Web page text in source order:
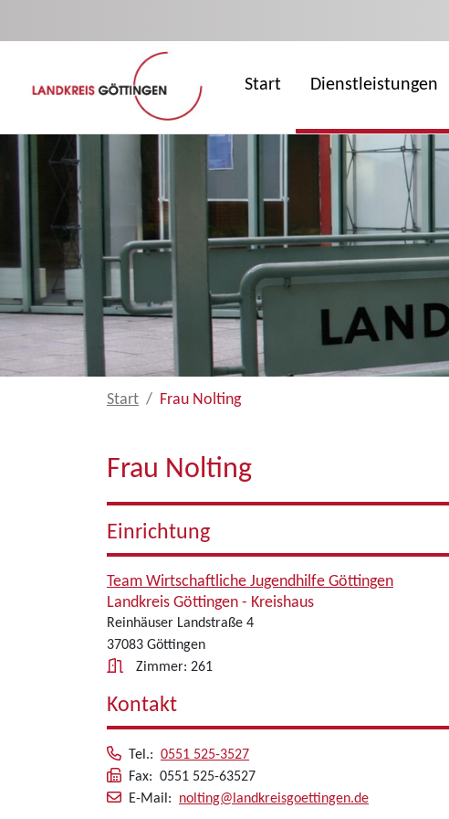
Start Dienstleistungen
Start Frau Nolting
Frau Nolting
Einrichtung
Team Wirtschaftliche Jugendhilfe Göttingen
Landkreis Göttingen - Kreishaus
Reinhäuser Landstraße 4
37083 Göttingen
Zimmer: 261
Kontakt
Tel.: 0551 525-3527
Fax: 0551 525-63527
E-Mail: nolting@landkreisgoettingen.de